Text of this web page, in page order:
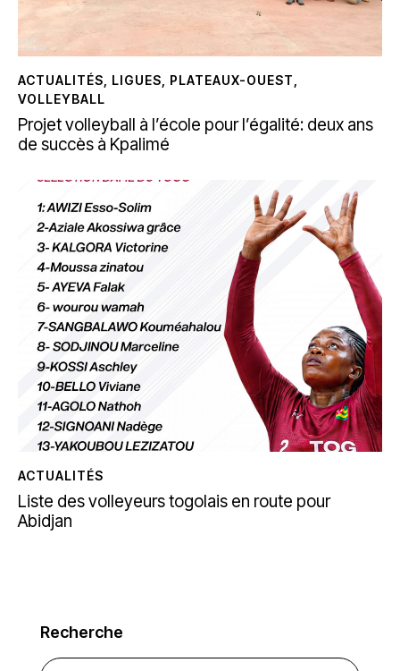
ACTUALITÉS LIGUES PLATEAUX-OUEST
VOLLEYBALL
Projet volleyball à l’école pour l’égalité: deux ans
de succès à Kpalimé
ACTUALITÉS
Liste des volleyeurs togolais en route pour
Abidjan
Recherche